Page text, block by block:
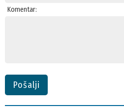
Komentar:
Pošalji